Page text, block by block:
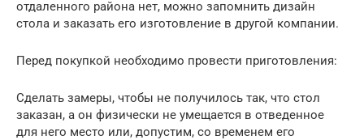
отдаленного района нет, можно запомнить дизайн
стола и заказать его изготовление в другой компании.
Перед покупкой необходимо провести приготовления:
Сделать замеры, чтобы не получилось так, что стол
заказан, а он физически не умещается в отведенное
для него место или, допустим, со временем его